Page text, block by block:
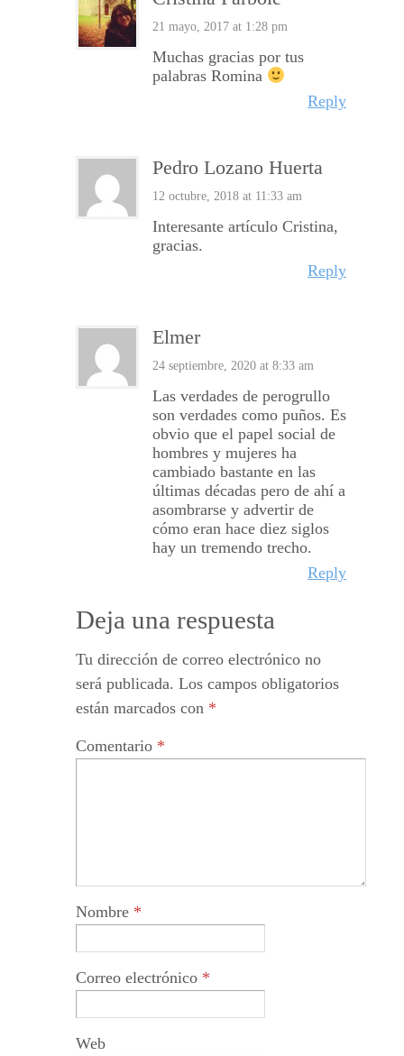
21 mayo, 2017 at 1:28 pm
Muchas gracias por tus
palabras Romina
Reply
Pedro Lozano Huerta
12 octubre, 2018 at 11:33 am
Interesante artículo Cristina,
gracias.
Reply
Elmer
24 septiembre, 2020 at 8:33 am
Las verdades de perogrullo
son verdades como puños. Es
obvio que el papel social de
hombres y mujeres ha
cambiado bastante en las
últimas décadas pero de ahí a
asombrarse y advertir de
cómo eran hace diez siglos
hay un tremendo trecho.
Reply
Deja una respuesta
Tu dirección de correo electrónico no
será publicada. Los campos obligatorios
están marcados con *
Comentario *
Nombre *
Correo electrónico *
Web